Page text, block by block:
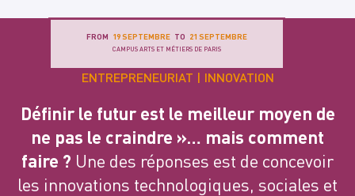
FROM 19 SEPTEMBRE TO 21 SEPTEMBRE
CAMPUS ARTS ET MÉTIERS DE PARIS
ENTREPRENEURIAT INNOVATION
Définir le futur est le meilleur moyen de
ne pas le craindre »… mais comment
faire ? Une des réponses est de concevoir
les innovations technologiques, sociales et